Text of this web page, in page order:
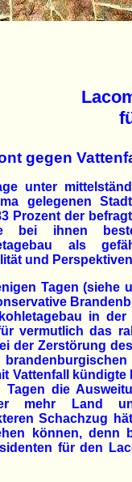
gegen
unter
gelegenen
Prozent der
bei ihnen
als
und
Tagen (siehe
in der
vermutlich das
der Zerstörung
Vattenfall
Tagen die
mehr Land
Schachzug
können, denn
für den